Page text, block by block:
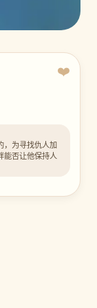
❤️
，为寻找仇人加
能否让他保持人